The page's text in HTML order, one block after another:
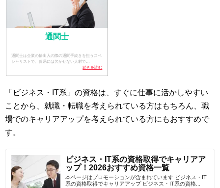
通関士
通関士は企業の輸出入の際の通関手続きを担うスペ
シャリストで、貿易には欠かせない人材で…
続きを読む
「ビジネス・IT系」の資格は、すぐに仕事に活かしやすい
ことから、就職・転職を考えられている方はもちろん、職
場でのキャリアアップを考えられている方にもおすすめで
す。
ビジネス・IT系の資格取得でキャリアア
ップ！2026おすすめ資格一覧
本ページはプロモーションが含まれています ビジネス・IT
系の資格取得でキャリアアップ ビジネス・IT系の資格...